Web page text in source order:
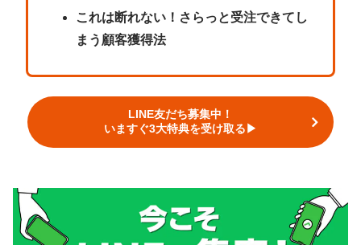
これは断れない！さらっと受注できてし
まう顧客獲得法
LINE友だち募集中！
いますぐ3大特典を受け取る▶︎